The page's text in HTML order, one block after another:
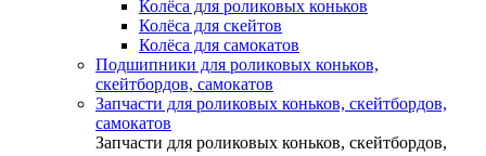
Колёса для роликовых коньков
Колёса для скейтов
Колёса для самокатов
Подшипники для роликовых коньков,
скейтбордов, самокатов
Запчасти для роликовых коньков, скейтбордов,
самокатов
Запчасти для роликовых коньков, скейтбордов,